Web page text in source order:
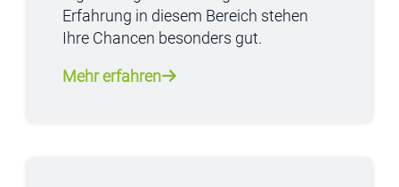
Erfahrung in diesem Bereich stehen
Ihre Chancen besonders gut.
Mehr erfahren